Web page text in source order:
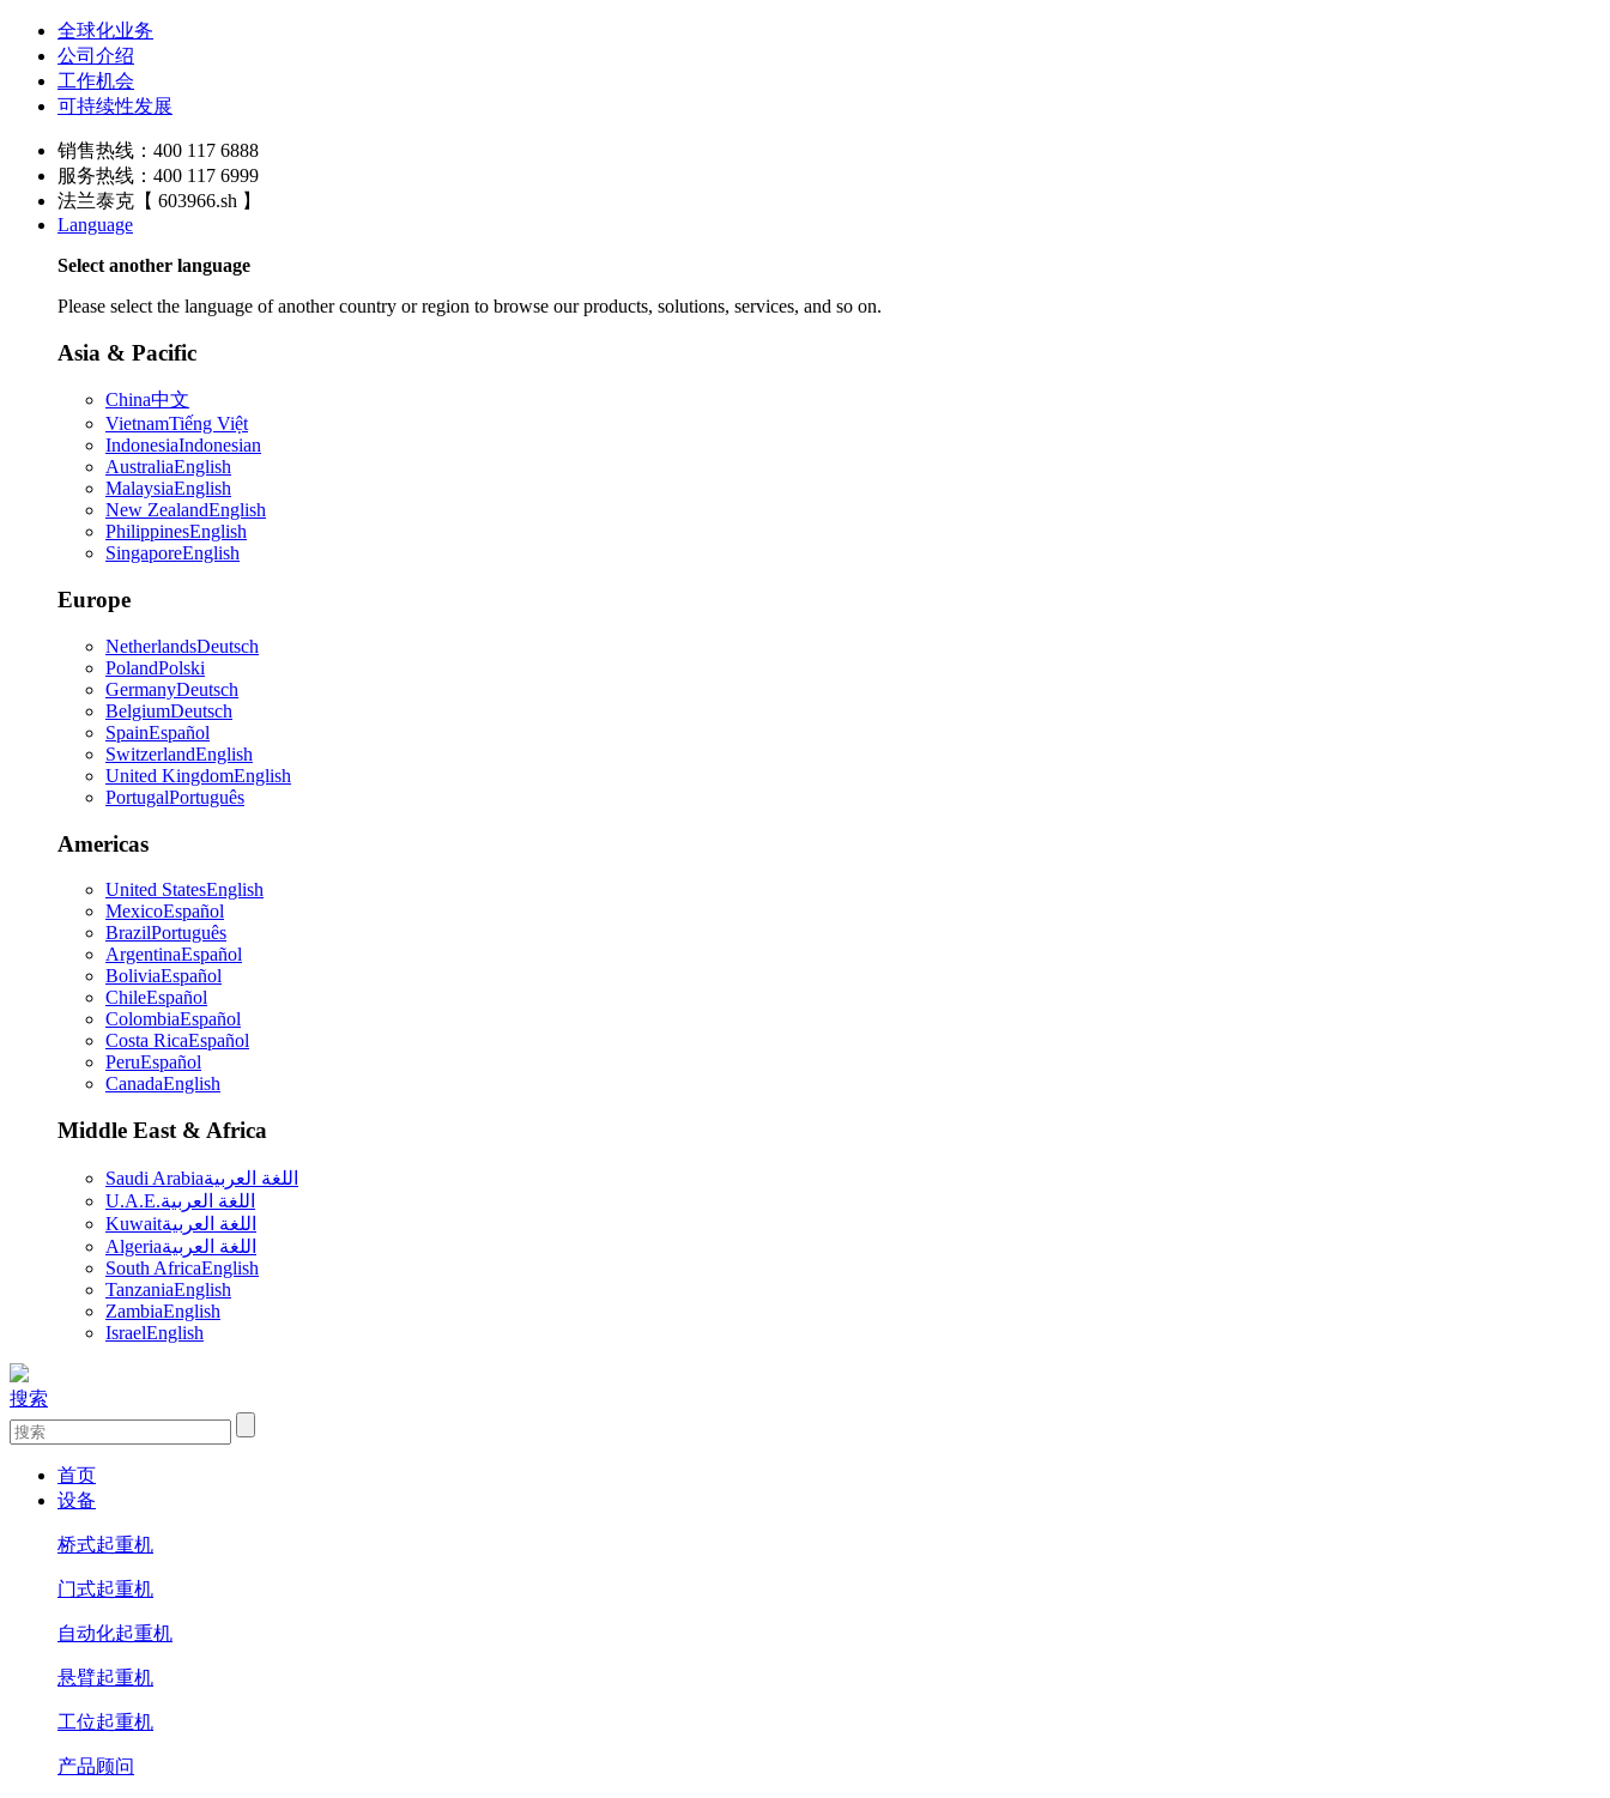
全球化业务
公司介绍
工作机会
可持续性发展
销售热线：400 117 6888
服务热线：400 117 6999
法兰泰克【 603966.sh 】
Language
Select another language
Please select the language of another country or region to browse our products, solutions, services, and so on.
Asia & Pacific
China中文
VietnamTiếng Việt
IndonesiaIndonesian
AustraliaEnglish
MalaysiaEnglish
New ZealandEnglish
PhilippinesEnglish
SingaporeEnglish
Europe
NetherlandsDeutsch
PolandPolski
GermanyDeutsch
BelgiumDeutsch
SpainEspañol
SwitzerlandEnglish
United KingdomEnglish
PortugalPortuguês
Americas
United StatesEnglish
MexicoEspañol
BrazilPortuguês
ArgentinaEspañol
BoliviaEspañol
ChileEspañol
ColombiaEspañol
Costa RicaEspañol
PeruEspañol
CanadaEnglish
Middle East & Africa
Saudi Arabiaاللغة العربية
U.A.E.اللغة العربية
Kuwaitاللغة العربية
Algeriaاللغة العربية
South AfricaEnglish
TanzaniaEnglish
ZambiaEnglish
IsraelEnglish
搜索
首页
设备
桥式起重机
门式起重机
自动化起重机
悬臂起重机
工位起重机
产品顾问